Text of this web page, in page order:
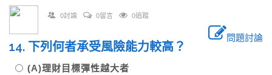
0討論 0留言 0追蹤
問題討論
14. 下列何者承受風險能力較高？
(A)理財目標彈性越大者